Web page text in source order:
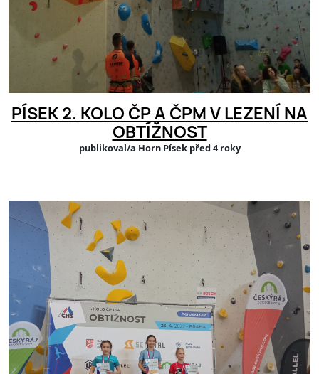
PÍSEK 2. KOLO ČP A ČPM V LEZENÍ NA
OBTÍŽNOST
publikoval/a Horn Písek před 4 roky